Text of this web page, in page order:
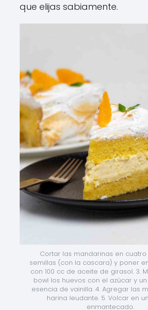
que elijas sabiamente.
Cortar las mandarinas en
semillas (con la cascara) y poner
con 100 cc de aceite de girasol. 3.
bowl los huevos con el azúcar y
esencia de vainilla. 4. Agregar las
harina leudante. 5. Volcar en
enmantecado.